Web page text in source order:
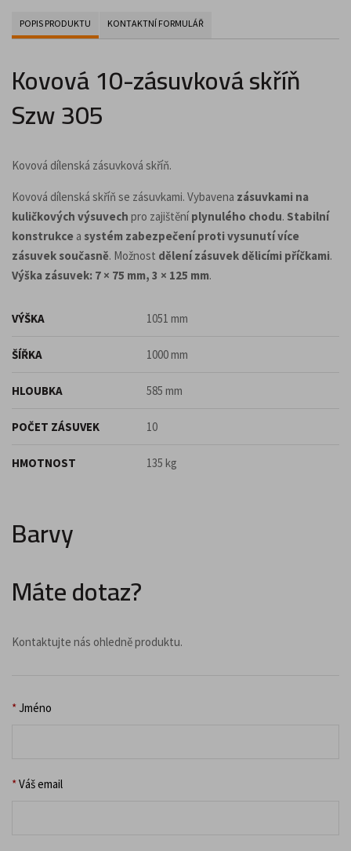
POPIS PRODUKTU KONTAKTNÍ FORMULÁŘ
Kovová 10-zásuvková skříň
Szw 305
Kovová dílenská zásuvková skříň.
Kovová dílenská skříň se zásuvkami. Vybavena zásuvkami na
kuličkových výsuvech pro zajištěníplynulého chodu. Stabilní
konstrukce a systém zabezpečení proti vysunutí více
zásuvek současně. Možnost dělení zásuvek dělicími příčkami.
Výška zásuvek: 7 × 75 mm, 3 × 125 mm.
VÝŠKA 1051 mm
ŠÍŘKA 1000 mm
HLOUBKA 585 mm
POČET ZÁSUVEK 10
HMOTNOST 135 kg
Barvy
Máte dotaz?
Kontaktujte nás ohledně produktu.
*Jméno
*Váš email